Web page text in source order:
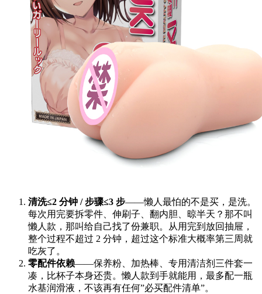
清洗≤2 分钟 / 步骤≤3 步——懒人最怕的不是买，是洗。
每次用完要拆零件、伸刷子、翻内胆、晾半天？那不叫
懒人款，那叫给自己找了份兼职。从用完到放回抽屉，
整个过程不超过 2 分钟，超过这个标准大概率第三周就
吃灰了。
零配件依赖——保养粉、加热棒、专用清洁剂三件套一
凑，比杯子本身还贵。懒人款到手就能用，最多配一瓶
水基润滑液，不该再有任何”必买配件清单”。